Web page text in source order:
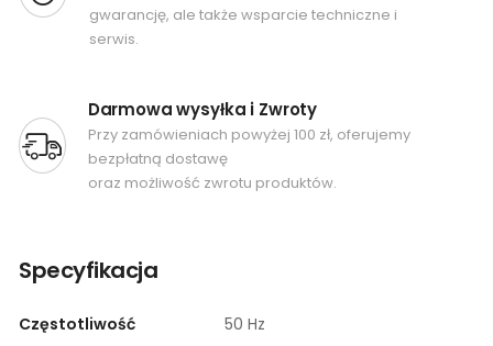
gwarancję, ale także wsparcie techniczne i
serwis.
Darmowa wysyłka i Zwroty
Przy zamówieniach powyżej 100 zł, oferujemy
bezpłatną dostawę
oraz możliwość zwrotu produktów.
Specyfikacja
Częstotliwość 50 Hz